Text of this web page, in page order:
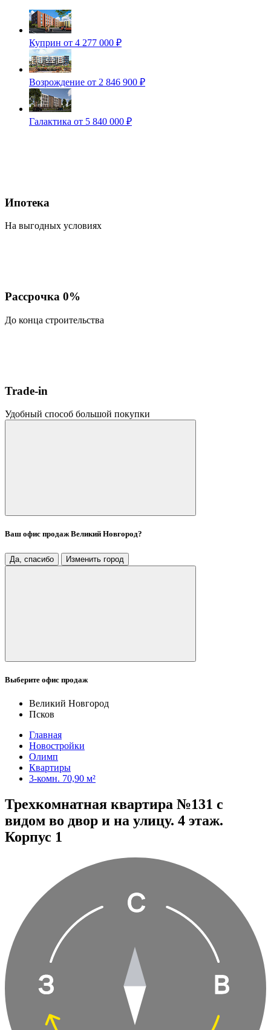
Куприн от 4 277 000 ₽
Возрождение от 2 846 900 ₽
Галактика от 5 840 000 ₽
Ипотека
На выгодных условиях
Рассрочка 0%
До конца строительства
Trade-in
Удобный способ большой покупки
Ваш офис продажВеликий Новгород?
Да, спасибо Изменить город
Выберите офис продаж
Великий Новгород
Псков
Главная
Новостройки
Олимп
Квартиры
3-комн. 70,90 м²
Трехкомнатная квартира №131 с
видом во двор и на улицу. 4 этаж.
Корпус 1